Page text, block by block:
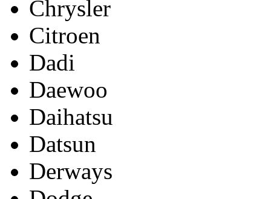
Chrysler
Citroen
Dadi
Daewoo
Daihatsu
Datsun
Derways